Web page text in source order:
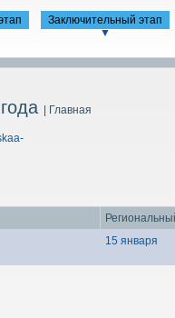
Заключительный этап
▼
| Главная
15 января